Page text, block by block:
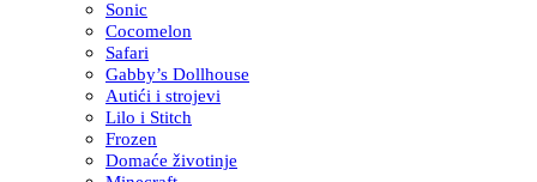
Sonic
Cocomelon
Safari
Gabby’s Dollhouse
Autići i strojevi
Lilo i Stitch
Frozen
Domaće životinje